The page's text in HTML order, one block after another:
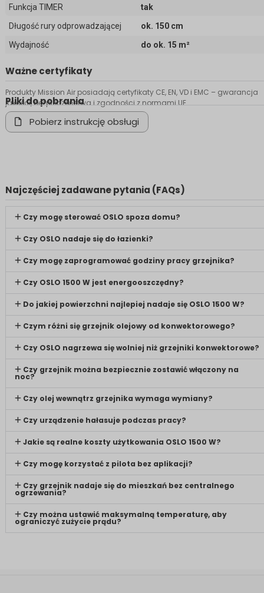
Funkcja TIMER
tak
Długość rury odprowadzającej
ok. 150 cm
Wydajność
do ok. 15 m²
Ważne certyfikaty
Produkty Mission Air posiadają certyfikaty CE, EN, VD i EMC – gwarancja
jakości, bezpieczeństwa i zgodności z normami UE.
Pliki do pobrania
Pobierz instrukcję obsługi
Najczęściej zadawane pytania (FAQs)
Czy mogę sterować OSLO spoza domu?
Czy OSLO nadaje się do łazienki?
Czy mogę zaprogramować godziny pracy grzejnika?
Czy OSLO 1500 W jest energooszczędny?
Do jakiej powierzchni najlepiej nadaje się OSLO 1500 W?
Czym różni się grzejnik olejowy od konwektorowego?
Czy OSLO nagrzewa się wolniej niż grzejniki konwektorowe?
Czy grzejnik można bezpiecznie zostawić włączony na
noc?
Czy olej wewnątrz grzejnika wymaga wymiany?
Czy urządzenie hałasuje podczas pracy?
Jakie są realne koszty użytkowania OSLO 1500 W?
Czy mogę korzystać z pilota bez aplikacji?
Czy grzejnik nadaje się do mieszkań bez centralnego
ogrzewania?
Czy można ustawić maksymalną temperaturę, aby
ograniczyć zużycie prądu?